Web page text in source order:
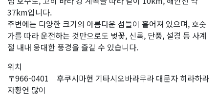
37km입니다.
주변에는 다양한 크기의 아름다운 섬들이 흩어져 있으며, 호숫
가를 따라 운전하는 것만으로도 벚꽃, 신록, 단풍, 설경 등 사계
절 내내 웅대한 풍경을 즐길 수 있습니다.
위치
〒966-0401 후쿠시마현 기타시오바라무라 대문자 히라하라
자황연 많이